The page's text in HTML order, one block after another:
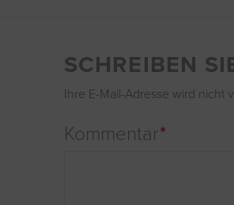
SCHREIBEN
Ihre E-Mail-Adresse wird nicht
Kommentar*